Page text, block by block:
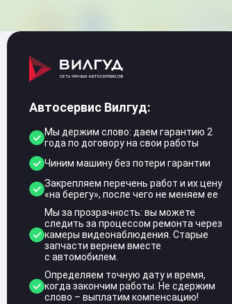
Автосервис Вилгуд:
Мы держим слово: даем гарантию 2
года по договору на свои работы
Чиним машину без потери гарантии
Закрепляем перечень работ и их цену
«на берегу», после чего не меняем ее
Мы за прозрачность: вы можете
следить за процессом ремонта через
камеры видеонаблюдения. Старые
запчасти вернем вместе
с автомобилем.
Определяем точную дату и время,
когда закончим работы. Не сдержим
слово – выплатим компенсацию!